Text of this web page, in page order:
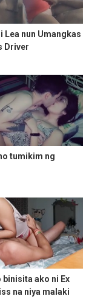
Lea nun Umangkas
Driver
tumikim ng
binisita ako ni Ex
na niya malaki